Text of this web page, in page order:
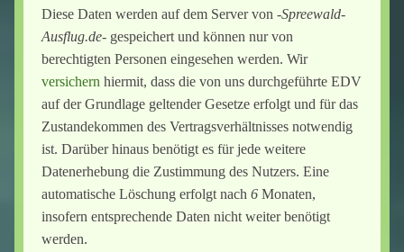
Diese Daten werden auf dem Server von -Spreewald-
Ausflug.de- gespeichert und können nur von
berechtigten Personen eingesehen werden. Wir
versichern hiermit, dass die von uns durchgeführte EDV
auf der Grundlage geltender Gesetze erfolgt und für das
Zustandekommen des Vertragsverhältnisses notwendig
ist. Darüber hinaus benötigt es für jede weitere
Datenerhebung die Zustimmung des Nutzers. Eine
automatische Löschung erfolgt nach 6 Monaten,
insofern entsprechende Daten nicht weiter benötigt
werden.